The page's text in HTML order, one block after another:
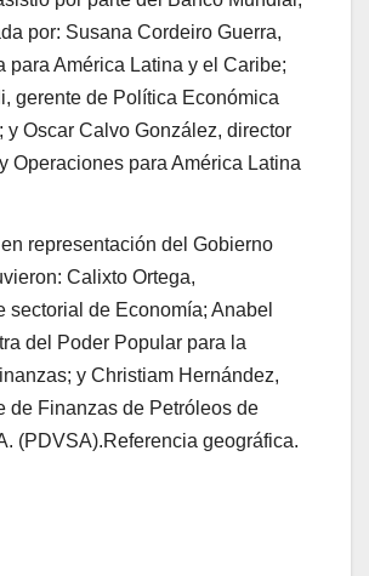
por: Susana Cordeiro Guerra,
para América Latina y el Caribe;
gerente de Política Económica
y Oscar Calvo González, director
Operaciones para América Latina
representación del Gobierno
Calixto Ortega,
sectorial de Economía; Anabel
del Poder Popular para la
y Christiam Hernández,
de Finanzas de Petróleos de
(PDVSA).Referencia geográfica.